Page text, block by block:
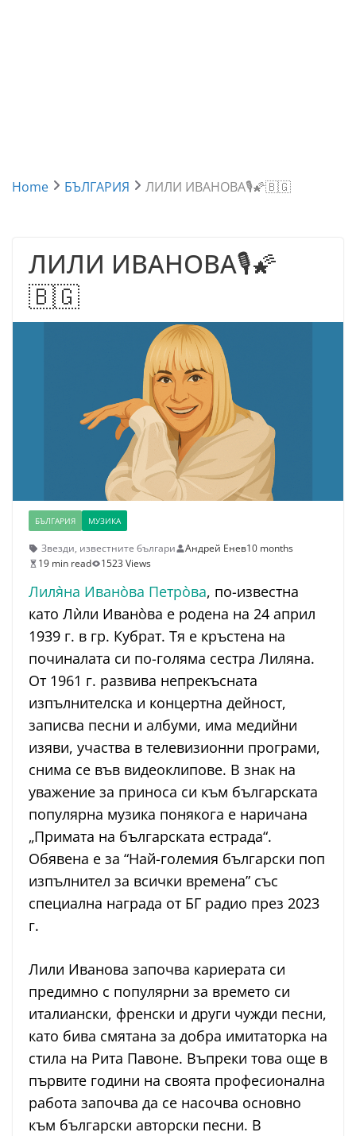
Home БЪЛГАРИЯ ЛИЛИ ИВАНОВА🎙️🌠🇧🇬
ЛИЛИ ИВАНОВА🎙️🌠
🇧🇬
БЪЛГАРИЯ МУЗИКА
Звезди, известните българи Андрей Енев10 months
19 min read
1523 Views
Лиля̀на Ивано̀ва Петро̀ва, по-известна
като Лѝли Ивано̀ва е родена на 24 април
1939 г. в гр. Кубрат. Тя е кръстена на
починалата си по-голяма сестра Лиляна.
От 1961 г. развива непрекъсната
изпълнителска и концертна дейност,
записва песни и албуми, има медийни
изяви, участва в телевизионни програми,
снима се във видеоклипове. В знак на
уважение за приноса си към българската
популярна музика понякога е наричана
„Примата на българската естрада“.
Обявена е за “Най-големия български поп
изпълнител за всички времена” със
специална награда от БГ радио през 2023
г.
Лили Иванова започва кариерата си
предимно с популярни за времето си
италиански, френски и други чужди песни,
като бива смятана за добра имитаторка на
стила на Рита Павоне. Въпреки това още в
първите години на своята професионална
работа започва да се насочва основно
към български авторски песни. В